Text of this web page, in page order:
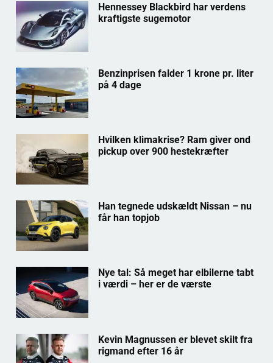
Hennessey Blackbird har verdens
kraftigste sugemotor
Benzinprisen falder 1 krone pr. liter
på 4 dage
Hvilken klimakrise? Ram giver ond
pickup over 900 hestekræfter
Han tegnede udskældt Nissan – nu
får han topjob
Nye tal: Så meget har elbilerne tabt
i værdi – her er de værste
Kevin Magnussen er blevet skilt fra
rigmand efter 16 år